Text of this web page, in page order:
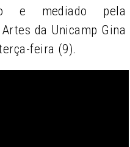
e mediado pela
da Unicamp Gina
feira (9).